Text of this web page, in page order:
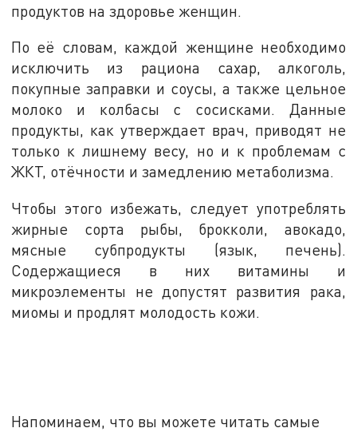
продуктов на здоровье женщин.
По её словам, каждой женщине необходимо
исключить из рациона сахар, алкоголь,
покупные заправки и соусы, а также цельное
молоко и колбасы с сосисками. Данные
продукты, как утверждает врач, приводят не
только к лишнему весу, но и к проблемам с
ЖКТ, отёчности и замедлению метаболизма.
Чтобы этого избежать, следует употреблять
жирные сорта рыбы, брокколи, авокадо,
мясные субпродукты (язык, печень).
Содержащиеся в них витамины и
микроэлементы не допустят развития рака,
миомы и продлят молодость кожи.
Напоминаем, что вы можете читать самые